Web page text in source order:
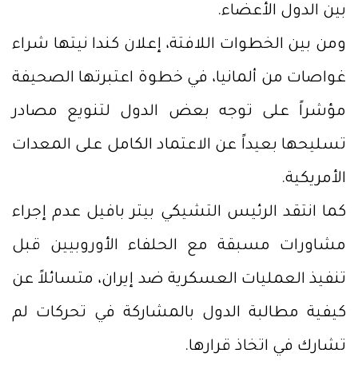
بين الدول الأعضاء.
ومن بين الخطوات اللافتة، إعلان كندا نيتها شراء
غواصات من ألمانيا، في خطوة اعتبرتها الصحيفة
مؤشراً على توجه بعض الدول لتنويع مصادر
تسليحها بعيداً عن الاعتماد الكامل على المعدات
الأمريكية.
كما انتقد الرئيس التشيكي بيتر بافيل عدم إجراء
مشاورات مسبقة مع الحلفاء الأوروبيين قبل
تنفيذ العمليات العسكرية ضد إيران، متسائلاً عن
كيفية مطالبة الدول بالمشاركة في تحركات لم
تشارك في اتخاذ قرارها.